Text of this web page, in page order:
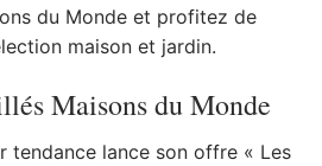
du Monde et profitez de
maison et jardin.
Maisons du Monde
tendance lance son offre « Les